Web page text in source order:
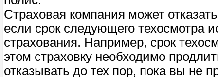
Страховая компания может
если срок следующего техосмотра
страхования. Например, срок
этом страховку необходимо
отказывать до тех пор, пока вы не